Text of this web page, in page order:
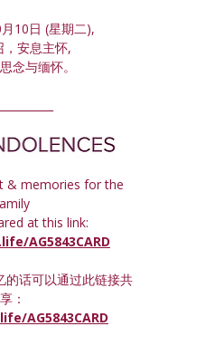
10日 (星期二),
，安息主怀,
念与缅怀。
& memories for the
at this link:
AG5843CARD
的话可以通过此链接共
享：
AG5843CARD